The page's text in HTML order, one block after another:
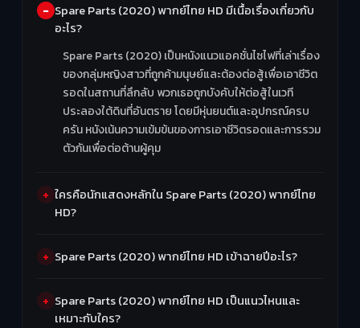
Spare Parts (2020) พากย์ไทย HD มีเนื้อเรื่องเกี่ยวกับ
อะไร?
Spare Parts (2020) เป็นหนังแนวแอคชั่นไซไฟที่เล่าเรื่อง
ของกลุ่มหญิงสาวที่ถูกค้ามนุษย์และต้องต่อสู้เพื่อเอาชีวิต
รอดในสถานที่ลึกลับ พวกเธอถูกบังคับให้ต่อสู้ในเวที
ประลองใต้ดินที่อันตราย โดยมีหุ่นยนต์และอุปกรณ์ครบ
ครัน หนังเน้นความเข้มข้นของการเอาชีวิตรอดและการรวม
ตัวกันเพื่อต่อต้านผู้คุม
ใครคือนักแสดงหลักใน Spare Parts (2020) พากย์ไทย
HD?
Spare Parts (2020) พากย์ไทย HD เข้าฉายปีอะไร?
Spare Parts (2020) พากย์ไทย HD เป็นแนวไหนและ
เหมาะกับใคร?